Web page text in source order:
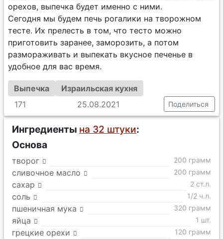
орехов, выпечка будет именно с ними.
Сегодня мы будем печь рогалики на творожном
тесте. Их прелесть в том, что тесто можно
приготовить заранее, заморозить, а потом
размораживать и выпекать вкусное печенье в
удобное для вас время.
Выпечка
Израильская кухня
171
25.08.2021 Поделиться
Ингредиенты на 32 штуки:
Основа
творог 200 грамм
сливочное масло 200 грамм
сахар 2 ст.л.
соль 1/2 ч.л.
пшеничная мука 320 грамм
яйца 1 шт.
грецкие орехи 120 грамм